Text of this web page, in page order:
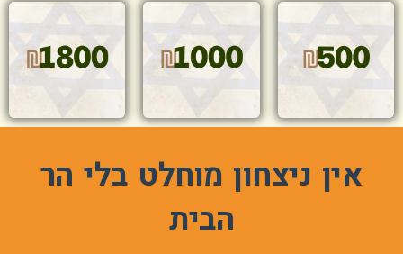
אין ניצחון מוחלט בלי הר
הבית